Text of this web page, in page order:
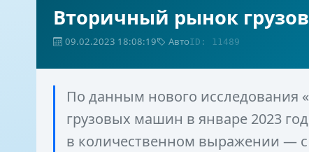
Вторичный рынок
09.02.2023 18:08:19 АвтоID: 11489
По данным нового исследования
грузовых машин в январе 2023
в количественном выражении — с